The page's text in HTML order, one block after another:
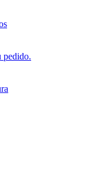
pedido.